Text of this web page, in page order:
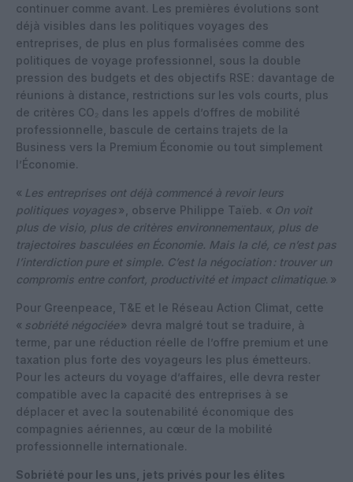
continuer comme avant. Les premières évolutions sont
déjà visibles dans les politiques voyages des
entreprises, de plus en plus formalisées comme des
politiques de voyage professionnel, sous la double
pression des budgets et des objectifs RSE : davantage de
réunions à distance, restrictions sur les vols courts, plus
de critères CO₂ dans les appels d’offres de mobilité
professionnelle, bascule de certains trajets de la
Business vers la Premium Économie ou tout simplement
l’Économie.
« Les entreprises ont déjà commencé à revoir leurs
politiques voyages», observe Philippe Taïeb. « On voit
plus de visio, plus de critères environnementaux, plus de
trajectoires basculées en Économie. Mais la clé, ce n’est pas
l’interdiction pure et simple. C’est la négociation : trouver un
compromis entre confort, productivité et impact climatique. »
Pour Greenpeace, T&E et le Réseau Action Climat, cette
« sobriété négociée» devra malgré tout se traduire, à
terme, par une réduction réelle de l’offre premium et une
taxation plus forte des voyageurs les plus émetteurs.
Pour les acteurs du voyage d’affaires, elle devra rester
compatible avec la capacité des entreprises à se
déplacer et avec la soutenabilité économique des
compagnies aériennes, au cœur de la mobilité
professionnelle internationale.
Sobriété pour les uns, jets privés pour les élites